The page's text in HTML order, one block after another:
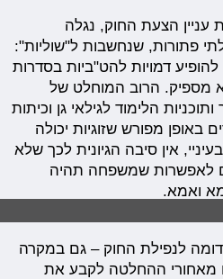
הצעת החוק, נגלה
פתורות, שנחשבות ל"שוליות":
דמויות להט"ביות בסדרות
מספיק. הרוב המוחלט של
הלימוד לגילאי גן וכיתות
באופן מפורש שזוגיות יכולה
אין סיבה הגיונית לכך שלא
לאפשרות שמשפחה תהיה
ואמא.
לנפילת החוק – גם במקרה
מאחורי ההחלטה לקבע את